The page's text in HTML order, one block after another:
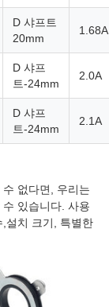
D 샤프트
20mm
1.68A
D 샤프
트-24mm
2.0A
D 샤프
트-24mm
2.1A
없다면, 우리는
있습니다. 사용
설치 크기, 특별한